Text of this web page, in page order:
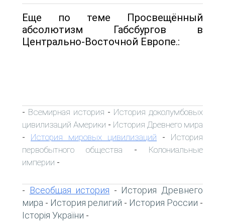
Еще по теме Просвещённый
абсолютизм Габсбургов в
Центрально-Восточной Евро­пе.:
- Всемирная история - История доколумбовых
цивилизаций Америки - История Древнего мира
- История мировых цивилизаций - История
первобытного общества - Колониальные
империи -
- Всеобщая история - История Древнего
мира - История религий - История России -
Історія України -